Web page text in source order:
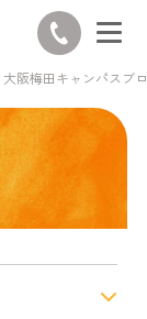
大阪梅田キャンパスブ